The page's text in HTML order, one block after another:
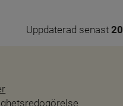
Uppdaterad senast